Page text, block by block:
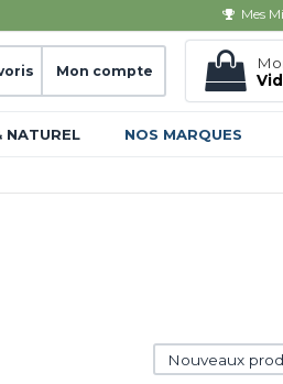
Mes
Mon compte
NATUREL NOS MARQUES
Nouveaux